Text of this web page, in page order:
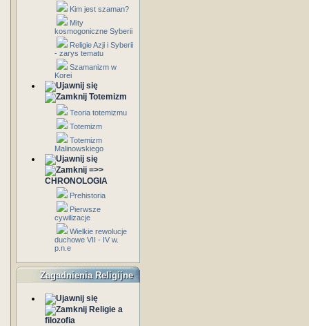
Kim jest szaman?
Mity
kosmogoniczne Syberii
Religie Azji i Syberii
- zarys tematu
Szamanizm w
Korei
Totemizm
Teoria totemizmu
Totemizm
Totemizm
Malinowskiego
=>>
CHRONOLOGIA
Prehistoria
Pierwsze
cywilizacje
Wielkie rewolucje
duchowe VII - IV w.
p.n.e
Zagadnienia Religijne
Religie a
filozofia